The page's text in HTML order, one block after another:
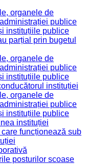
organele de
publice
instituțiile publice
parțial prin bugetul
organele de
publice
instituțiile publice
instituției
organele de
publice
instituțiile publice
instituției
funcționează sub
posturilor scoase